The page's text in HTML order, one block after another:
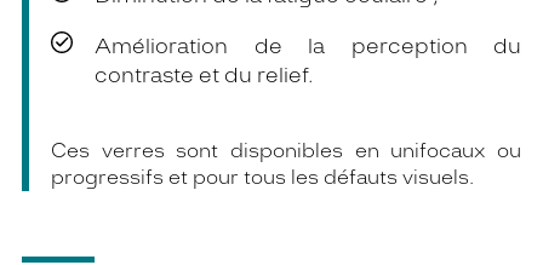
Amélioration de la perception du
contraste et du relief.
Ces verres sont disponibles en unifocaux ou
progressifs et pour tous les défauts visuels.